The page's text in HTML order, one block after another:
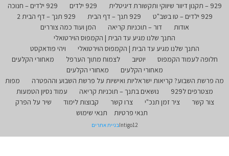
929 – תקנון דיוור שיווקי ותקשורת דיגיטלית 929 ילדים
929 ילדים – חנוכה
929 ילדים – טו בשב"ט
929 תנך – דף הבית
929 תנך – דף הבית 2
אודות
דור – תוכניות קריאה
המן ועוד כמה צוררים
התנך שלנו מגיע עד הבית | הקמפוס הוירטואלי
התנך שלנו מגיע עד הבית | הקמפוס הוירטואלי
ויהי פודאקסט
חלופה לעמוד הקמפוס
יוטיוב לצמוח מתוך הערפל
מאחורי הקלעים
מאחורי הקלעים
מאחורי הקלעים
מה פרשת השבוע? קריאות ישראליות ואישיות על פרשת השבוע וההפטרה
מפות
מצטרפים ל929
נושאים בתנך – תוכניות קריאה
עמוד נסיון הטמעות
צור קשר
ציר זמן תנכ"י צרו קשר קבוצות לימוד
שיר על הפרק
תנאי פרטיות
תנאי שימוש
Intigo12בניית אתרים